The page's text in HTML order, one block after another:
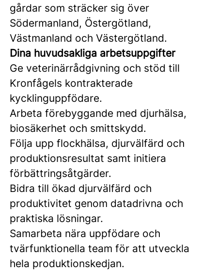
gårdar som sträcker sig över
Södermanland, Östergötland,
Västmanland och Västergötland.
Dina huvudsakliga arbetsuppgifter
Ge veterinärrådgivning och stöd till
Kronfågels kontrakterade
kycklinguppfödare.
Arbeta förebyggande med djurhälsa,
biosäkerhet och smittskydd.
Följa upp flockhälsa, djurvälfärd och
produktionsresultat samt initiera
förbättringsåtgärder.
Bidra till ökad djurvälfärd och
produktivitet genom datadrivna och
praktiska lösningar.
Samarbeta nära uppfödare och
tvärfunktionella team för att utveckla
hela produktionskedjan.